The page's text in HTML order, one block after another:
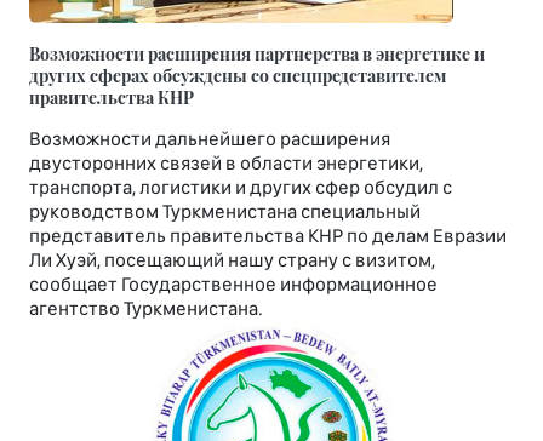
Возможности расширения партнерства в энергетике и
других сферах обсуждены со спецпредставителем
правительства КНР
Возможности дальнейшего расширения
двусторонних связей в области энергетики,
транспорта, логистики и других сфер обсудил с
руководством Туркменистана специальный
представитель правительства КНР по делам Евразии
Ли Хуэй, посещающий нашу страну с визитом,
сообщает Государственное информационное
агентство Туркменистана.